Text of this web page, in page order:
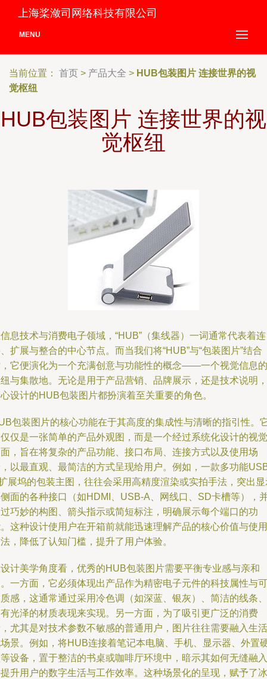
上海桨潋司网络科技有限公司
MENU
当前位置： 首页 > 产品大全 > HUB包装图片 连接世界的视
觉枢纽
HUB包装图片 连接世界的视
觉枢纽
息技术与消费电子领域，“HUB”（集线器）一词通常代表着连
扩展与整合的中心节点。而当我们将“HUB”与“包装图片”结合
它便演化为一个充满创意与功能性的概念——一个视觉信息的
与集散地。无论是用于产品营销、品牌展示，还是技术说明，
设计的HUB包装图片都扮演着至关重要的角色。
包装图片的核心功能在于其高度的集成性与清晰的指引性。
仅是一张简单的产品外观图，而是一个经过系统化设计的视觉
，旨在将复杂的产品功能、接口布局、连接方式以及使用场
以最直观、最简洁的方式呈现给用户。例如，一款多功能
展坞的包装主图，往往会采用高精度渲染或实拍手法，突出显
面的各种接口（如HDMI、USB-A、网线口、SD卡槽等），
巧妙的构图、箭头指示或简短标注，明确展示每个端口的功
这种设计使用户在开箱前就能迅速理解产品的核心价值与使用
，降低了认知门槛，提升了用户体验。
计美学角度看，优秀的HUB包装图片需要平衡专业感与亲和
一方面，它必须体现出产品作为精密电子元件的科技属性与可
感，这通常通过采用冷色调（如深蓝、银灰）、简洁的线条、
光泽的材质表现来实现。另一方面，为了吸引更广泛的消费
尤其是对技术参数不敏感的普通用户，图片往往需要融入生活
景。例如，将HUB连接着笔记本电脑、手机、显示器、外置
设备，置于整洁的书桌或咖啡厅环境中，暗示其如何无缝融入
升用户的数字生活与工作效率。这种场景化的呈现，赋予了冰